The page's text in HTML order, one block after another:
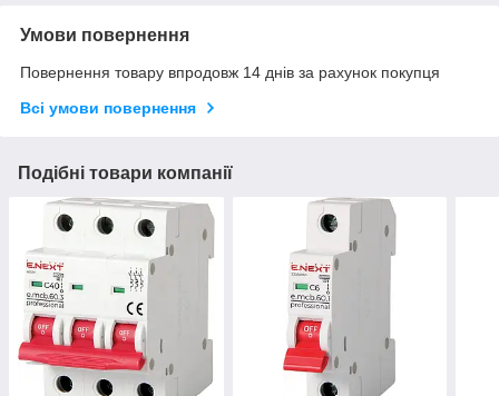
Умови повернення
Повернення товару впродовж 14 днів за рахунок покупця
Всі умови повернення
Подібні товари компанії